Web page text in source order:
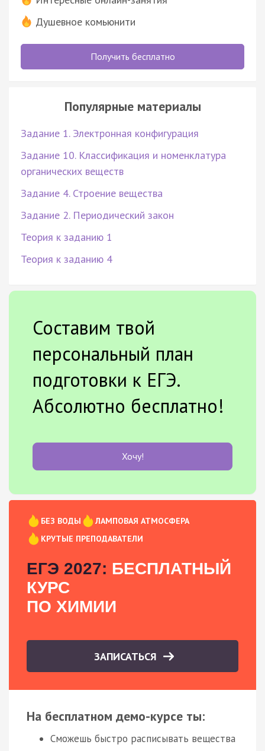
Душевное комьюнити
Получить бесплатно
Популярные материалы
Задание 1. Электронная конфигурация
Задание 10. Классификация и номенклатура
органических веществ
Задание 4. Строение вещества
Задание 2. Периодический закон
Теория к заданию 1
Теория к заданию 4
Составим твой
персональный план
подготовки к ЕГЭ.
Абсолютно бесплатно!
Хочу!
БЕЗ ВОДЫ
ЛАМПОВАЯ АТМОСФЕРА
КРУТЫЕ ПРЕПОДАВАТЕЛИ
ЕГЭ 2027: БЕСПЛАТНЫЙ
КУРС
ПО ХИМИИ
ЗАПИСАТЬСЯ
На бесплатном демо-курсе ты:
Сможешь быстро расписывать вещества